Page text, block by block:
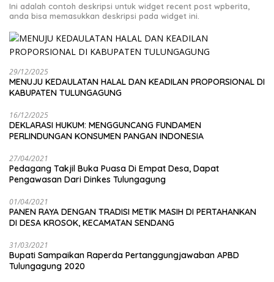
Ini adalah contoh deskripsi untuk widget recent post wpberita,
anda bisa memasukkan deskripsi pada widget ini.
29/12/2025
MENUJU KEDAULATAN HALAL DAN KEADILAN PROPORSIONAL DI
KABUPATEN TULUNGAGUNG
16/12/2025
DEKLARASI HUKUM: MENGGUNCANG FUNDAMEN
PERLINDUNGAN KONSUMEN PANGAN INDONESIA
27/04/2021
Pedagang Takjil Buka Puasa Di Empat Desa, Dapat
Pengawasan Dari Dinkes Tulungagung
01/04/2021
PANEN RAYA DENGAN TRADISI METIK MASIH DI PERTAHANKAN
DI DESA KROSOK, KECAMATAN SENDANG
31/03/2021
Bupati Sampaikan Raperda Pertanggungjawaban APBD
Tulungagung 2020